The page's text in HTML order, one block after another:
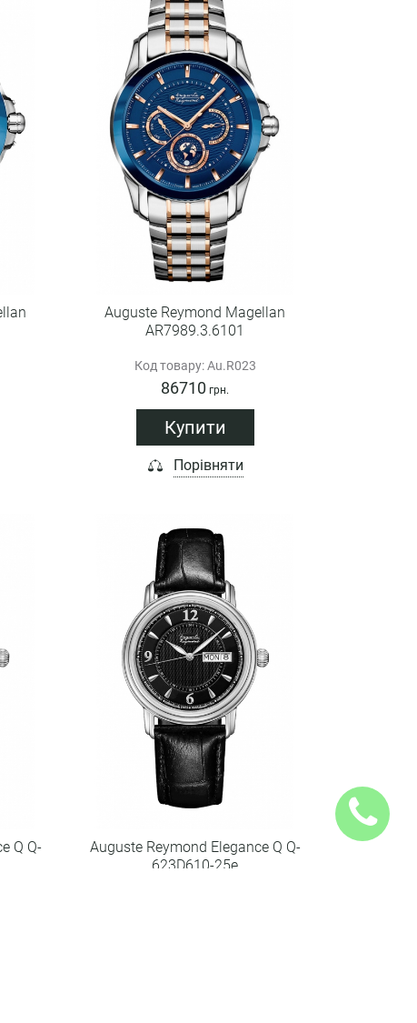
Auguste Reymond Magellan
AR7989.3.6101
Код товару: Au.R023
86710 грн.
Купити
Порівняти
Q Q-
Auguste Reymond Elegance Q Q-
623D610-25e